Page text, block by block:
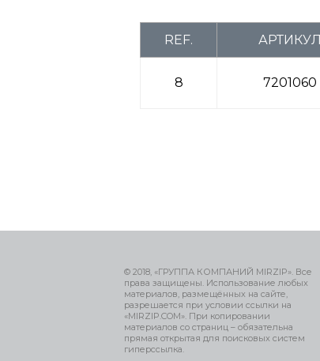
REF. АРТИКУЛ
8 7201060
© 2018, «ГРУППА КОМПАНИЙ MIRZIP». Все
права защищены. Использование любых
материалов, размещённых на сайте,
разрешается при условии ссылки на
«MIRZIP.COM». При копировании
материалов со страниц – обязательна
прямая открытая для поисковых систем
гиперссылка.